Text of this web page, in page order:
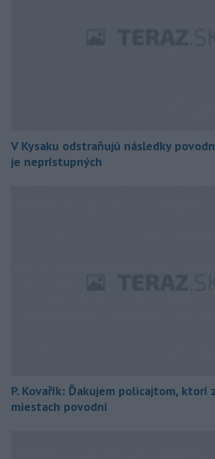
V Kysaku odstraňujú následky
je neprístupných
P. Kovařík: Ďakujem policajtom, ktorí
miestach povodní